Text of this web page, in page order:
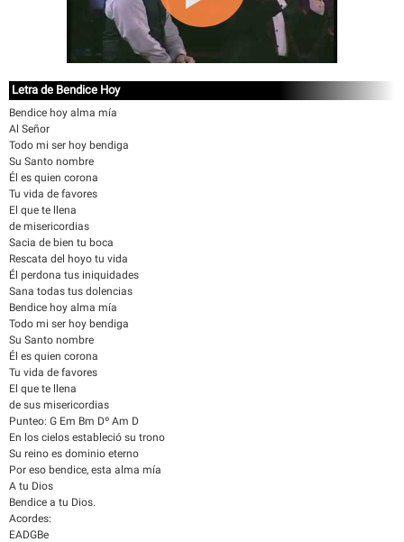
Letra de Bendice Hoy
Bendice hoy alma mía
Al Señor
Todo mi ser hoy bendiga
Su Santo nombre
Él es quien corona
Tu vida de favores
El que te llena
de misericordias
Sacia de bien tu boca
Rescata del hoyo tu vida
Él perdona tus iniquidades
Sana todas tus dolencias
Bendice hoy alma mía
Todo mi ser hoy bendiga
Su Santo nombre
Él es quien corona
Tu vida de favores
El que te llena
de sus misericordias
Punteo: G Em Bm Dº Am D
En los cielos estableció su trono
Su reino es dominio eterno
Por eso bendice, esta alma mía
A tu Dios
Bendice a tu Dios.
Acordes:
EADGBe